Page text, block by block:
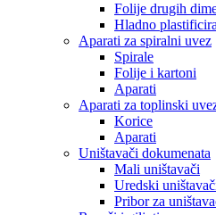
Folije drugih
Hladno
Aparati za spiralni uvez
Spirale
Folije i kartoni
Aparati
Aparati za toplinski
Korice
Aparati
Uništavači dokumenata
Mali uništavači
Uredski
Pribor za